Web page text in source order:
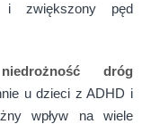
i zwiększony pęd
dróg
u dzieci z ADHD i
wpływ na wiele